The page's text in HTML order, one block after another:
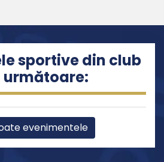
sportive din club
evenimentele